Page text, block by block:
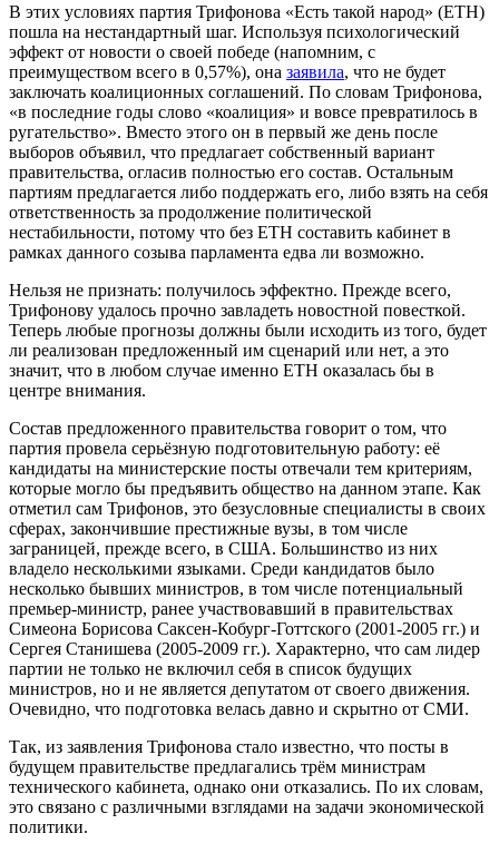
В этих условиях партия Трифонова «Есть такой народ» (ЕТН)
пошла на нестандартный шаг. Используя психологический
эффект от новости о своей победе (напомним, с
преимуществом всего в 0,57%), она заявила, что не будет
заключать коалиционных соглашений. По словам Трифонова,
«в последние годы слово «коалиция» и вовсе превратилось в
ругательство». Вместо этого он в первый же день после
выборов объявил, что предлагает собственный вариант
правительства, огласив полностью его состав. Остальным
партиям предлагается либо поддержать его, либо взять на себя
ответственность за продолжение политической
нестабильности, потому что без ЕТН составить кабинет в
рамках данного созыва парламента едва ли возможно.
Нельзя не признать: получилось эффектно. Прежде всего,
Трифонову удалось прочно завладеть новостной повесткой.
Теперь любые прогнозы должны были исходить из того, будет
ли реализован предложенный им сценарий или нет, а это
значит, что в любом случае именно ЕТН оказалась бы в
центре внимания.
Состав предложенного правительства говорит о том, что
партия провела серьёзную подготовительную работу: её
кандидаты на министерские посты отвечали тем критериям,
которые могло бы предъявить общество на данном этапе. Как
отметил сам Трифонов, это безусловные специалисты в своих
сферах, закончившие престижные вузы, в том числе
заграницей, прежде всего, в США. Большинство из них
владело несколькими языками. Среди кандидатов было
несколько бывших министров, в том числе потенциальный
премьер-министр, ранее участвовавший в правительствах
Симеона Борисова Саксен-Кобург-Готтского (2001-2005 гг.) и
Сергея Станишева (2005-2009 гг.). Характерно, что сам лидер
партии не только не включил себя в список будущих
министров, но и не является депутатом от своего движения.
Очевидно, что подготовка велась давно и скрытно от СМИ.
Так, из заявления Трифонова стало известно, что посты в
будущем правительстве предлагались трём министрам
технического кабинета, однако они отказались. По их словам,
это связано с различными взглядами на задачи экономической
политики.